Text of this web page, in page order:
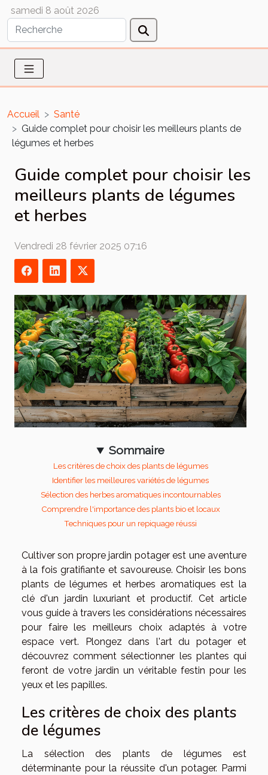
samedi 8 août 2026
Accueil
Santé
Guide complet pour choisir les meilleurs plants de
légumes et herbes
Guide complet pour choisir les
meilleurs plants de légumes
et herbes
Vendredi 28 février 2025 07:16
Sommaire
Les critères de choix des plants de légumes
Identifier les meilleures variétés de légumes
Sélection des herbes aromatiques incontournables
Comprendre l'importance des plants bio et locaux
Techniques pour un repiquage réussi
Cultiver son propre jardin potager est une aventure
à la fois gratifiante et savoureuse. Choisir les bons
plants de légumes et herbes aromatiques est la
clé d'un jardin luxuriant et productif. Cet article
vous guide à travers les considérations nécessaires
pour faire les meilleurs choix adaptés à votre
espace vert. Plongez dans l'art du potager et
découvrez comment sélectionner les plantes qui
feront de votre jardin un véritable festin pour les
yeux et les papilles.
Les critères de choix des plants
de légumes
La sélection des plants de légumes est
déterminante pour la réussite d'un potager. Parmi